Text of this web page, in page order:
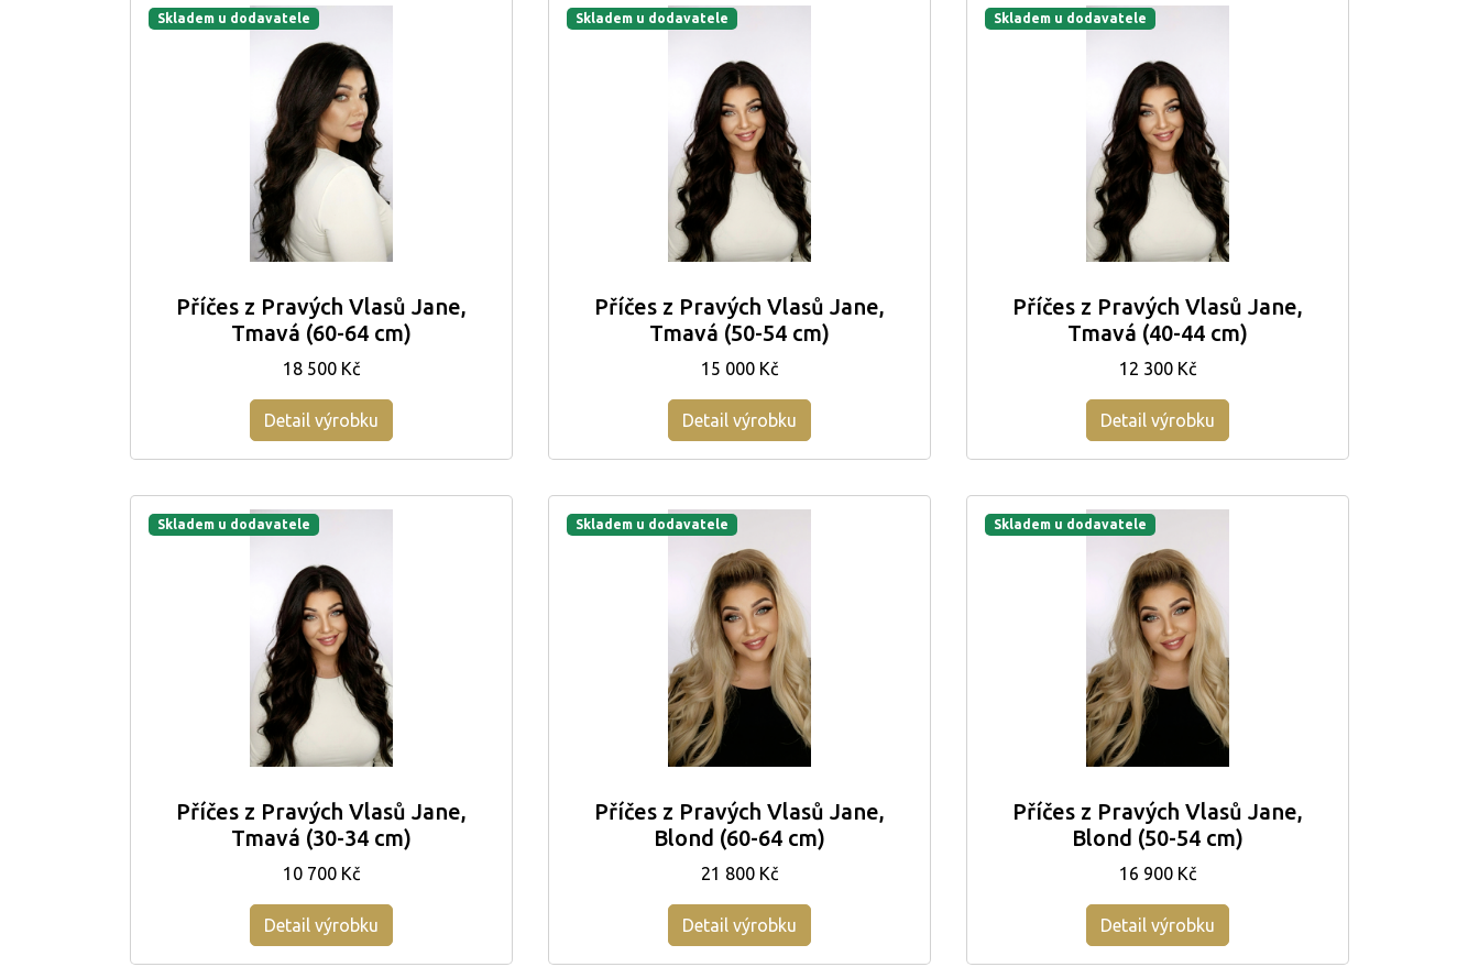
Skladem u dodavatele
Příčes z Pravých Vlasů Jane,
Tmavá (60-64 cm)
18 500 Kč
Detail výrobku
Skladem u dodavatele
Příčes z Pravých Vlasů Jane,
Tmavá (50-54 cm)
15 000 Kč
Detail výrobku
Skladem u dodavatele
Příčes z Pravých Vlasů Jane,
Tmavá (40-44 cm)
12 300 Kč
Detail výrobku
Skladem u dodavatele
Příčes z Pravých Vlasů Jane,
Tmavá (30-34 cm)
10 700 Kč
Detail výrobku
Skladem u dodavatele
Příčes z Pravých Vlasů Jane,
Blond (60-64 cm)
21 800 Kč
Detail výrobku
Skladem u dodavatele
Příčes z Pravých Vlasů Jane,
Blond (50-54 cm)
16 900 Kč
Detail výrobku